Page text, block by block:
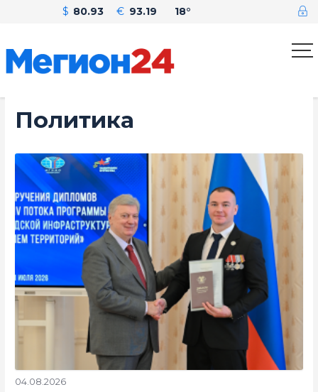
$ 80.93 € 93.19 18°
Политика
04.08.2026